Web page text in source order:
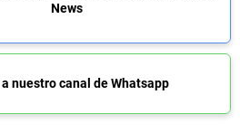
News
nuestro canal de Whatsapp